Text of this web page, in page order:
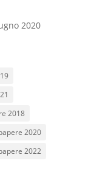
2020
2018
2020
2022